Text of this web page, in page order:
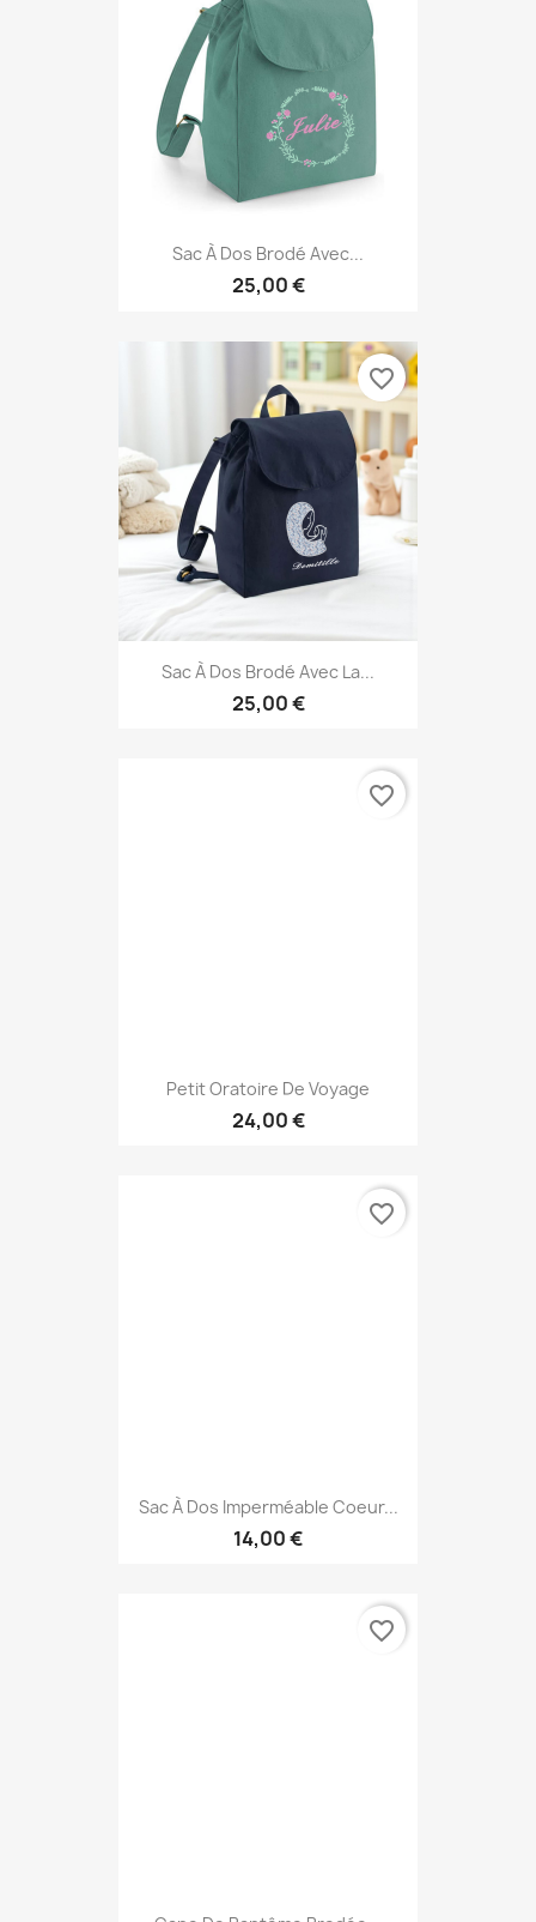
Sac À Dos Brodé Avec...
25,00 €
Sac À Dos Brodé Avec La...
25,00 €
favorite_border
Petit Oratoire De Voyage
24,00 €
favorite_border
Sac À Dos Imperméable Coeur...
14,00 €
favorite_border
favorite_border